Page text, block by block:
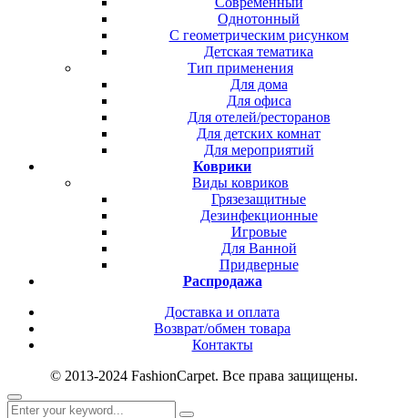
Однотонный
С геометрическим рисунком
Детская тематика
Тип применения
Для дома
Для офиса
Для отелей/ресторанов
Для детских комнат
Для мероприятий
Коврики
Виды ковриков
Грязезащитные
Дезинфекционные
Игровые
Для Ванной
Придверные
Распродажа
Доставка и оплата
Возврат/обмен товара
Контакты
© 2013-2024 FashionCarpet. Все права защищены.